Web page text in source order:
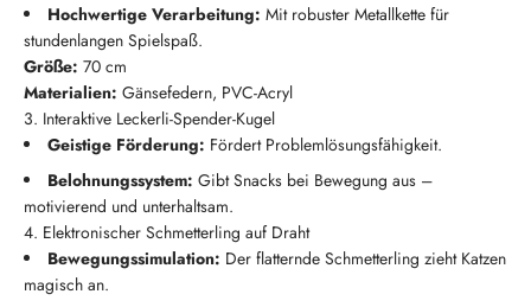
Hochwertige Verarbeitung: Mit robuster Metallkette für
stundenlangen Spielspaß.
Größe: 70 cm
Materialien: Gänsefedern, PVC-Acryl
3. Interaktive Leckerli-Spender-Kugel
Geistige Förderung: Fördert Problemlösungsfähigkeit.
Belohnungssystem: Gibt Snacks bei Bewegung aus –
motivierend und unterhaltsam.
4. Elektronischer Schmetterling auf Draht
Bewegungssimulation: Der flatternde Schmetterling zieht Katzen
magisch an.